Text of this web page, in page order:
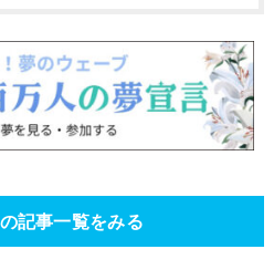
記事一覧をみる